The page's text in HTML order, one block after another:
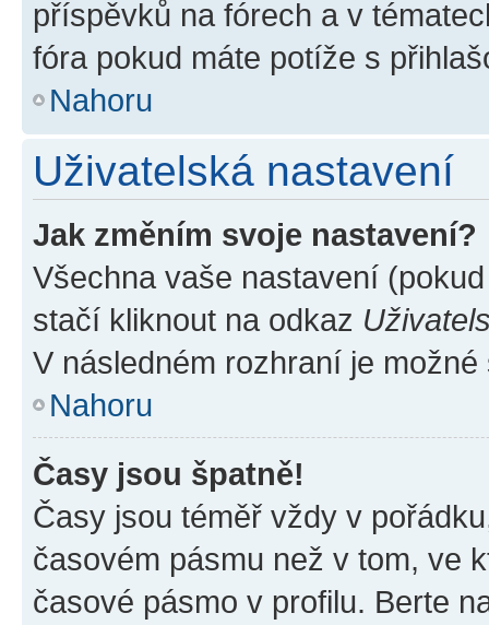
příspěvků na fórech a v
fóra pokud máte potíže s
Nahoru
Uživatelská nastavení
Jak změním svoje nastavení?
Všechna vaše nastavení
stačí kliknout na odkaz
V následném rozhraní je
Nahoru
Časy jsou špatně!
Časy jsou téměř vždy v
časovém pásmu než v tom, ve
časové pásmo v profilu. Berte